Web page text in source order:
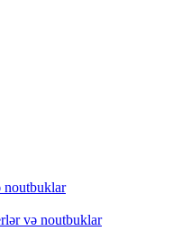
noutbuklar
və noutbuklar